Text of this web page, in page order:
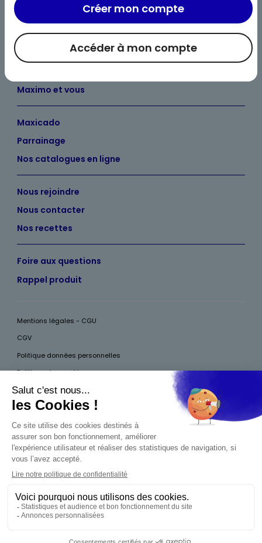
Bienvenue chez Maximo
Maximo et vous
Maxicado
Parrainage
Nos catalogues en ligne
Nous rejoindre
Nous contacter
Nos recettes
Foire aux questions
Rappel produit
Mentions légales - CGU
CGV
Politique données personnelles
Politique des cookies
Accessibilité
Pour votre santé, mangez au moins cinq fruits et légumes par jour, plus
d’infos surwww.mangerbouger.fr
aux mineurs de moins de 18 ans
La preuve de majorité de l'acheteur est exigée au
moment de la vente en ligne. CODE DE LA SANTÉ
Accéder à mon compte
Créer mon compte